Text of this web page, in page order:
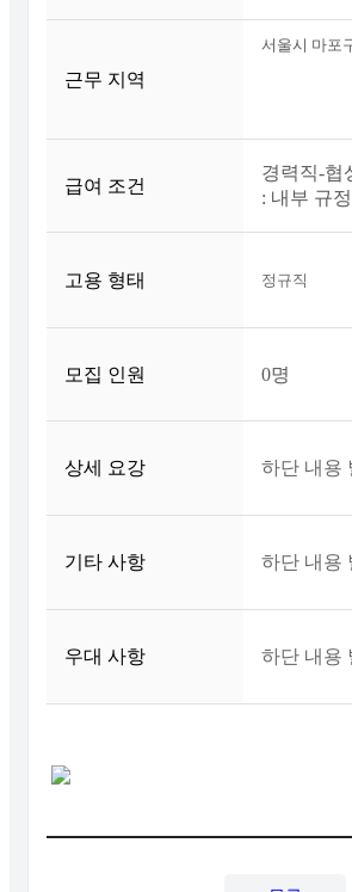
근무 지역
서울시 마포
급여 조건
경력직-협
: 내부 규
고용 형태 정규직
모집 인원 0명
상세 요강 하단 내용
기타 사항 하단 내용
우대 사항 하단 내용